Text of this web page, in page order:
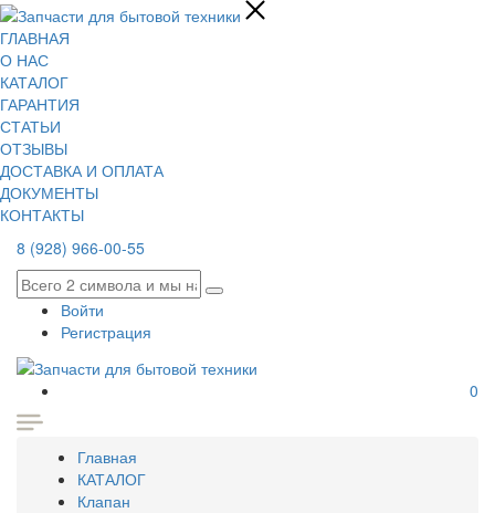
ГЛАВНАЯ
О НАС
КАТАЛОГ
ГАРАНТИЯ
СТАТЬИ
ОТЗЫВЫ
ДОСТАВКА И ОПЛАТА
ДОКУМЕНТЫ
КОНТАКТЫ
8 (928) 966-00-55
Войти
Регистрация
0
Главная
КАТАЛОГ
Клапан